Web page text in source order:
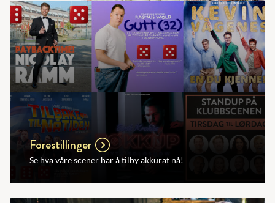
Forestillinger
Se hva våre scener har å tilby akkurat nå!